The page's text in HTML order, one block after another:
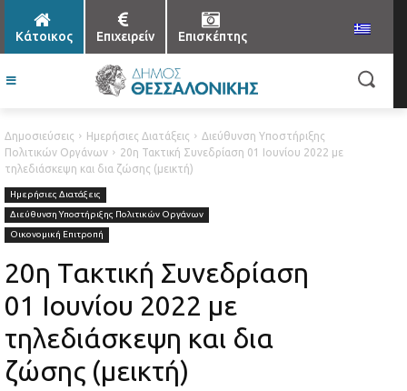
Κάτοικος Επιχειρείν Επισκέπτης
Δημοσιεύσεις Ημερήσιες Διατάξεις
Διεύθυνση Υποστήριξης
Πολιτικών Οργάνων
20η Τακτική Συνεδρίαση 01 Ιουνίου 2022 με
τηλεδιάσκεψη και δια ζώσης (μεικτή)
Ημερήσιες Διατάξεις
Διεύθυνση Υποστήριξης Πολιτικών Οργάνων
Οικονομική Επιτροπή
20η Τακτική Συνεδρίαση
01 Ιουνίου 2022 με
τηλεδιάσκεψη και δια
ζώσης (μεικτή)